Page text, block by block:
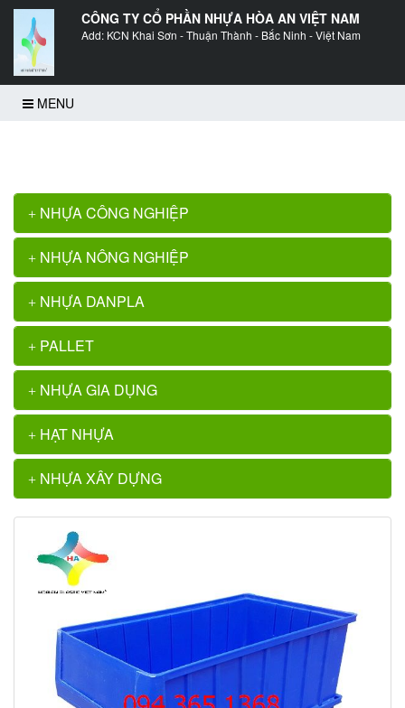
CÔNG TY CỔ PHẦN NHỰA HÒA AN VIỆT NAM
Add: KCN Khai Sơn - Thuận Thành - Bắc Ninh - Việt Nam
MENU
NHỰA CÔNG NGHIỆP
NHỰA NÔNG NGHIỆP
NHỰA DANPLA
PALLET
NHỰA GIA DỤNG
HẠT NHỰA
NHỰA XÂY DỰNG